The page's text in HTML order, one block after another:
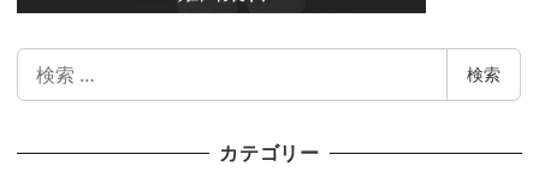
検
検索
カテゴリー